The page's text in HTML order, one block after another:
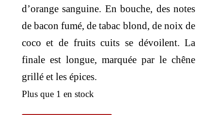
d’orange sanguine. En bouche, des notes
de bacon fumé, de tabac blond, de noix de
coco et de fruits cuits se dévoilent. La
finale est longue, marquée par le chêne
grillé et les épices.
Plus que 1 en stock